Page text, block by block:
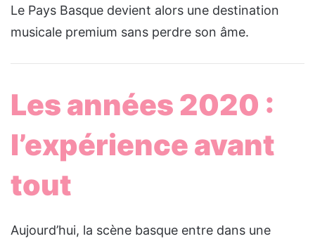
Le Pays Basque devient alors une destination
musicale premium sans perdre son âme.
Les années 2020 :
l’expérience avant
tout
Aujourd’hui, la scène basque entre dans une